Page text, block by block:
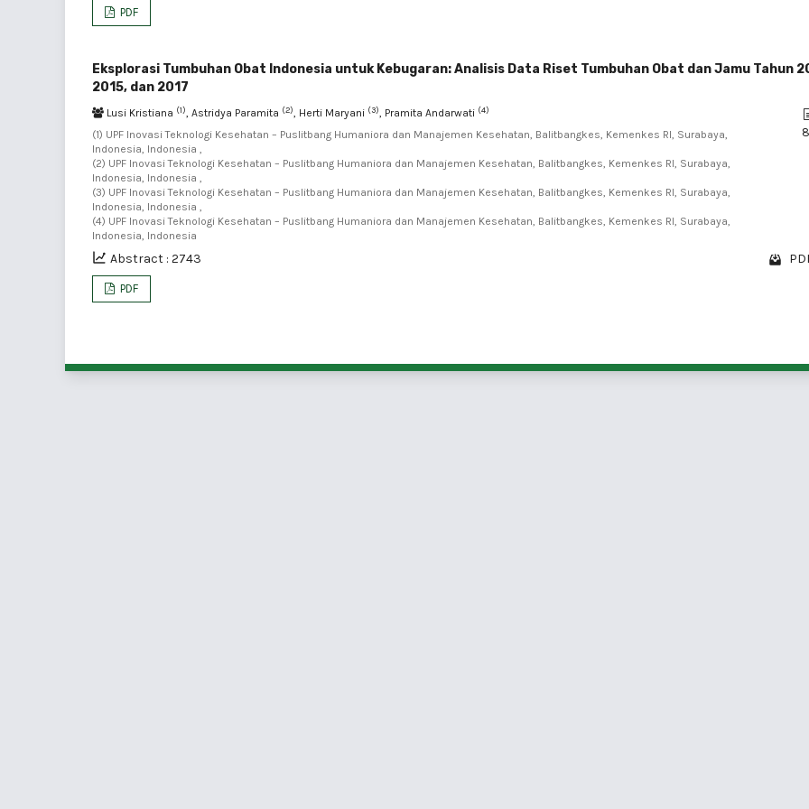
PDF
Eksplorasi Tumbuhan Obat Indonesia untuk Kebugaran: Analisis Data Riset Tumbuhan Obat dan Jamu Tahun
2015, dan 2017
Lusi Kristiana (1), Astridya Paramita (2), Herti Maryani (3), Pramita Andarwati (4)
(1) UPF Inovasi Teknologi Kesehatan – Puslitbang Humaniora dan Manajemen Kesehatan, Balitbangkes, Kemenkes RI, Surabaya,
Indonesia, Indonesia ,
(2) UPF Inovasi Teknologi Kesehatan – Puslitbang Humaniora dan Manajemen Kesehatan, Balitbangkes, Kemenkes RI, Surabaya,
Indonesia, Indonesia ,
(3) UPF Inovasi Teknologi Kesehatan – Puslitbang Humaniora dan Manajemen Kesehatan, Balitbangkes, Kemenkes RI, Surabaya,
Indonesia, Indonesia ,
(4) UPF Inovasi Teknologi Kesehatan – Puslitbang Humaniora dan Manajemen Kesehatan, Balitbangkes, Kemenkes RI, Surabaya,
Indonesia, Indonesia
Abstract : 2743
PDF